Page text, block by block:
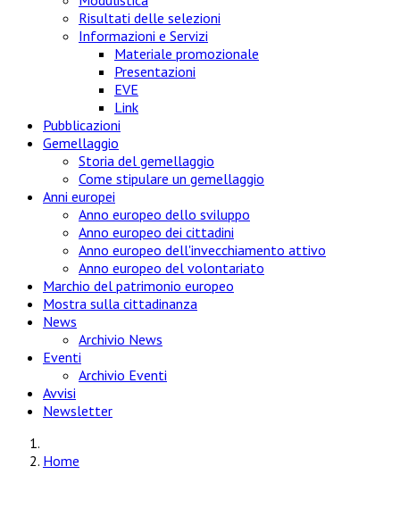
Risultati delle selezioni
Informazioni e Servizi
Materiale promozionale
Presentazioni
EVE
Link
Pubblicazioni
Gemellaggio
Storia del gemellaggio
Come stipulare un gemellaggio
Anni europei
Anno europeo dello sviluppo
Anno europeo dei cittadini
Anno europeo dell'invecchiamento attivo
Anno europeo del volontariato
Marchio del patrimonio europeo
Mostra sulla cittadinanza
News
Archivio News
Eventi
Archivio Eventi
Avvisi
Newsletter
Home